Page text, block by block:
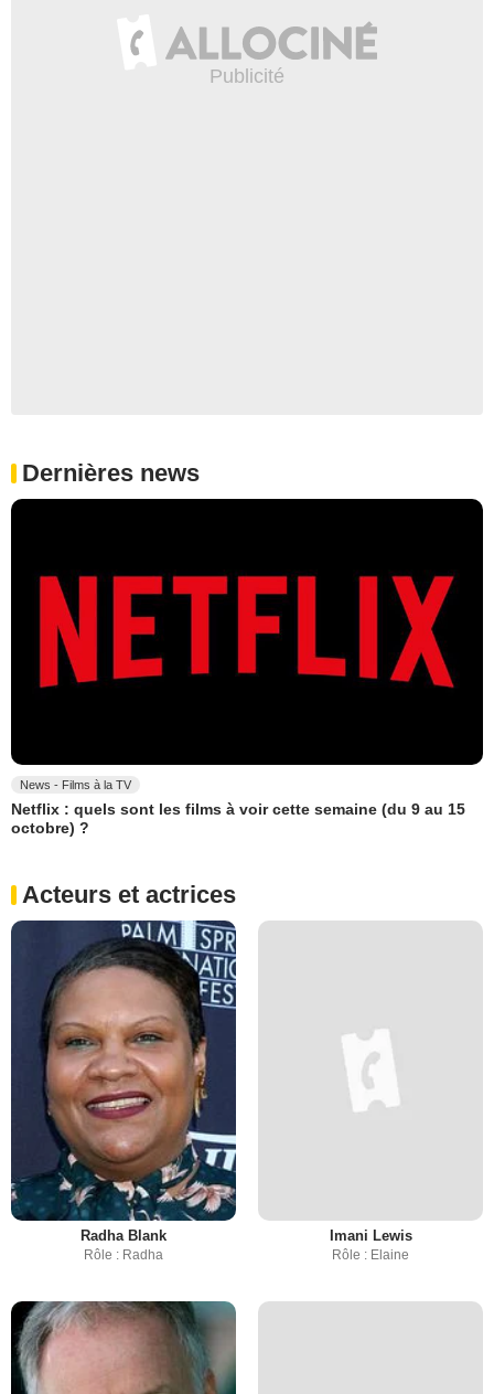
Dernières news
News - Films à la TV
Netflix : quels sont les films à voir cette semaine (du 9 au 15
octobre) ?
Acteurs et actrices
Radha Blank
Rôle : Radha
Imani Lewis
Rôle : Elaine